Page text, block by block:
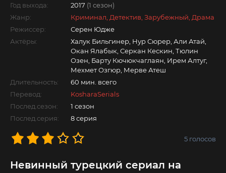
Год выхода: 2017 (1 сезон)
Жанр:
Криминал, Детектив, Зарубежный, Драма
Режиссер:
Серен Юдже
Актёры:
Халук Бильгинер, Нур Сюрер, Али Атай,
Окан Ялабык, Серкан Кескин, Тюлин
Озен, Барту Кючюкчаглаян, Ирем Алтуг,
Мехмет Озгюр, Мерве Атеш
Длительность:
60 мин. всего
Перевод:
KosharaSerials
Послед.сезон:
1 сезон
Послед.серия:
8 серия
5 голосов
Невинный турецкий сериал на